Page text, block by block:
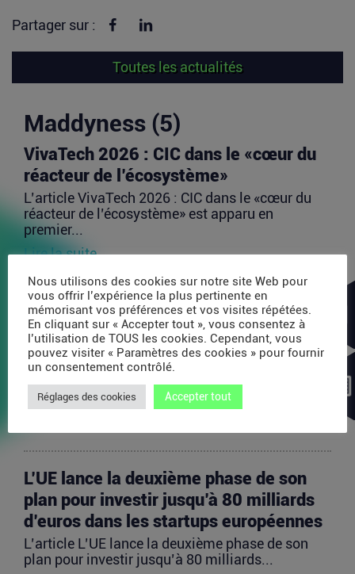
Partager sur : Partager sur Facebook
Toutes les actualités
Maddyness (5)
VivaTech 2026 : CIC dans le «cœur du
réacteur de l’écosystème»
L’article VivaTech 2026 : CIC dans le «cœur du
réacteur de l’écosystème» est apparu en
premier...
Lire la suite
Après AMI Labs, Yann LeCun veut
lancer un fonds de 200 millions d’euros
dédié à l’IA
L’article Après AMI Labs, Yann LeCun veut lancer
un fonds de 200 millions d’euros dédié à l’IA
est...
L’UE lance la deuxième phase de son
plan pour investir jusqu’à 80 milliards
d’euros dans les startups européennes
L’article L’UE lance la deuxième phase de son
plan pour investir jusqu’à 80 milliards...
Nous utilisons des cookies sur notre site Web pour
vous offrir l’expérience la plus pertinente en
mémorisant vos préférences et vos visites répétées.
En cliquant sur « Accepter tout », vous consentez à
l’utilisation de TOUS les cookies. Cependant, vous
pouvez visiter « Paramètres des cookies » pour fournir
un consentement contrôlé.
Réglages des cookies Accepter tout